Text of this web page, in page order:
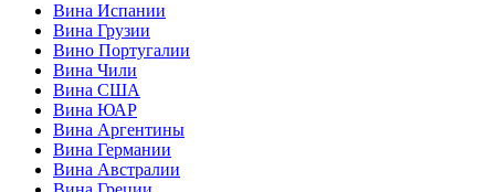
Вина Испании
Вина Грузии
Вино Португалии
Вина Чили
Вина США
Вина ЮАР
Вина Аргентины
Вина Германии
Вина Австралии